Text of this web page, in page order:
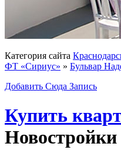
Категория сайта
ФТ «Сириус» » Бульвар
Добавить Сюда Запись
Купить
Новостройки